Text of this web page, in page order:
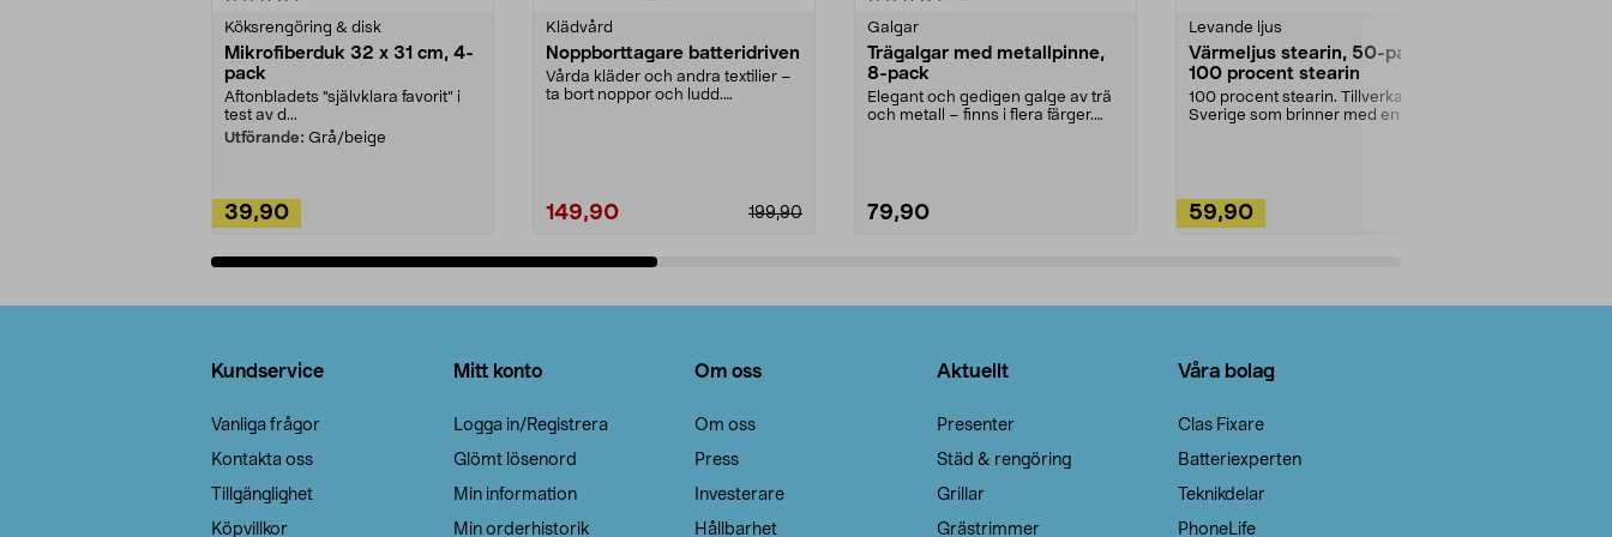
Köksrengöring & disk
Mikrofiberduk 32 x 31 cm, 4-
pack
Aftonbladets "självklara favorit” i
test av d...
Utförande: Grå/beige
39,90
Klädvård
Noppborttagare batteridriven
Vårda kläder och andra textilier –
ta bort noppor och ludd.
199,90
149,90
Galgar
Trägalgar med metallpinne,
8-pack
Elegant och gedigen galge av trä
och metall – finns i flera färger.
79,90
Levande ljus
Värmeljus stearin, 50-pack,
100 procent stearin
100 procent stearin. Tillverkade i
Sverige som brinner med en
59,90
Kundservice
Vanliga frågor
Kontakta oss
Tillgänglighet
Köpvillkor
Mitt konto
Logga in/Registrera
Glömt lösenord
Min information
Min orderhistorik
Om oss
Om oss
Press
Investerare
Hållbarhet
Aktuellt
Presenter
Städ & rengöring
Grillar
Grästrimmer
Våra bolag
Clas Fixare
Batteriexperten
Teknikdelar
PhoneLife